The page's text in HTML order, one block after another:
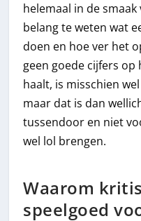
helemaal in de
belang te weten wat
doen en hoe ver het
geen goede cijfers
haalt, is misschien
maar dat is dan
tussendoor en niet
wel lol brengen.
Waarom
speelgoed